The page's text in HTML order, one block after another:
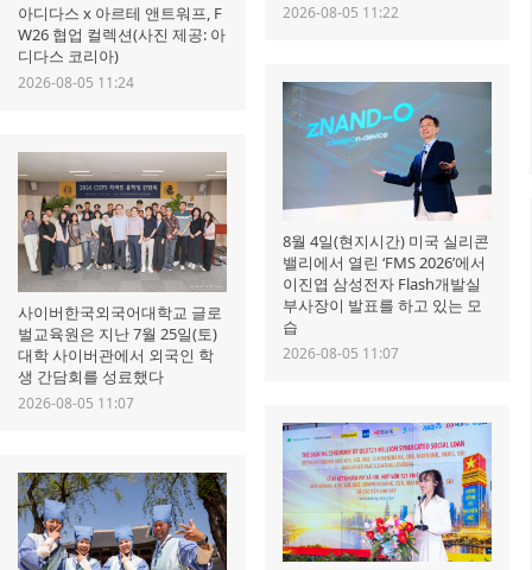
아디다스 x 아르테 앤트워프, F
W26 협업 컬렉션(사진 제공: 아
디다스 코리아)
2026-08-05 11:24
2026-08-05 11:22
8월 4일(현지시간) 미국 실리콘
밸리에서 열린 ‘FMS 2026’에서
이진엽 삼성전자 Flash개발실
부사장이 발표를 하고 있는 모
습
2026-08-05 11:07
사이버한국외국어대학교 글로
벌교육원은 지난 7월 25일(토)
대학 사이버관에서 외국인 학
생 간담회를 성료했다
2026-08-05 11:07